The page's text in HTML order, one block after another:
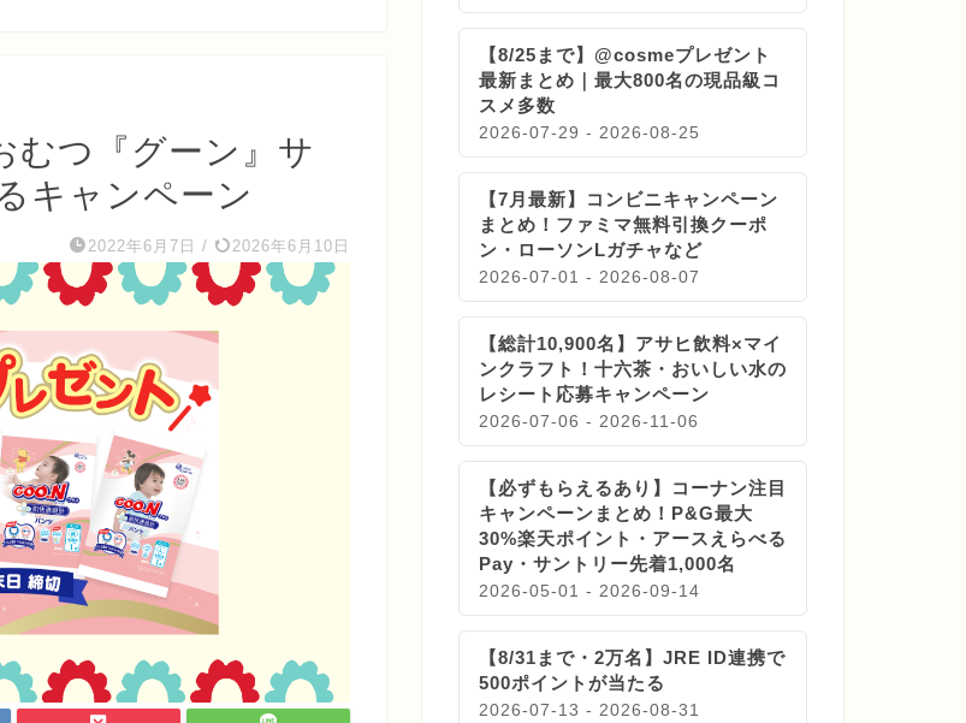
むつ『グーン』サ
キャンペーン
2022年6月7日 / 2026年6月10日
【8/25まで】@cosmeプレゼント
最新まとめ｜最大800名の現品級コ
スメ多数
2026-07-29 - 2026-08-25
【7月最新】コンビニキャンペーン
まとめ！ファミマ無料引換クーポ
ン・ローソンLガチャなど
2026-07-01 - 2026-08-07
【総計10,900名】アサヒ飲料×マイ
ンクラフト！十六茶・おいしい水の
レシート応募キャンペーン
2026-07-06 - 2026-11-06
【必ずもらえるあり】コーナン注目
キャンペーンまとめ！P&G最大
30%楽天ポイント・アースえらべる
Pay・サントリー先着1,000名
2026-05-01 - 2026-09-14
【8/31まで・2万名】JRE ID連携で
500ポイントが当たる
2026-07-13 - 2026-08-31